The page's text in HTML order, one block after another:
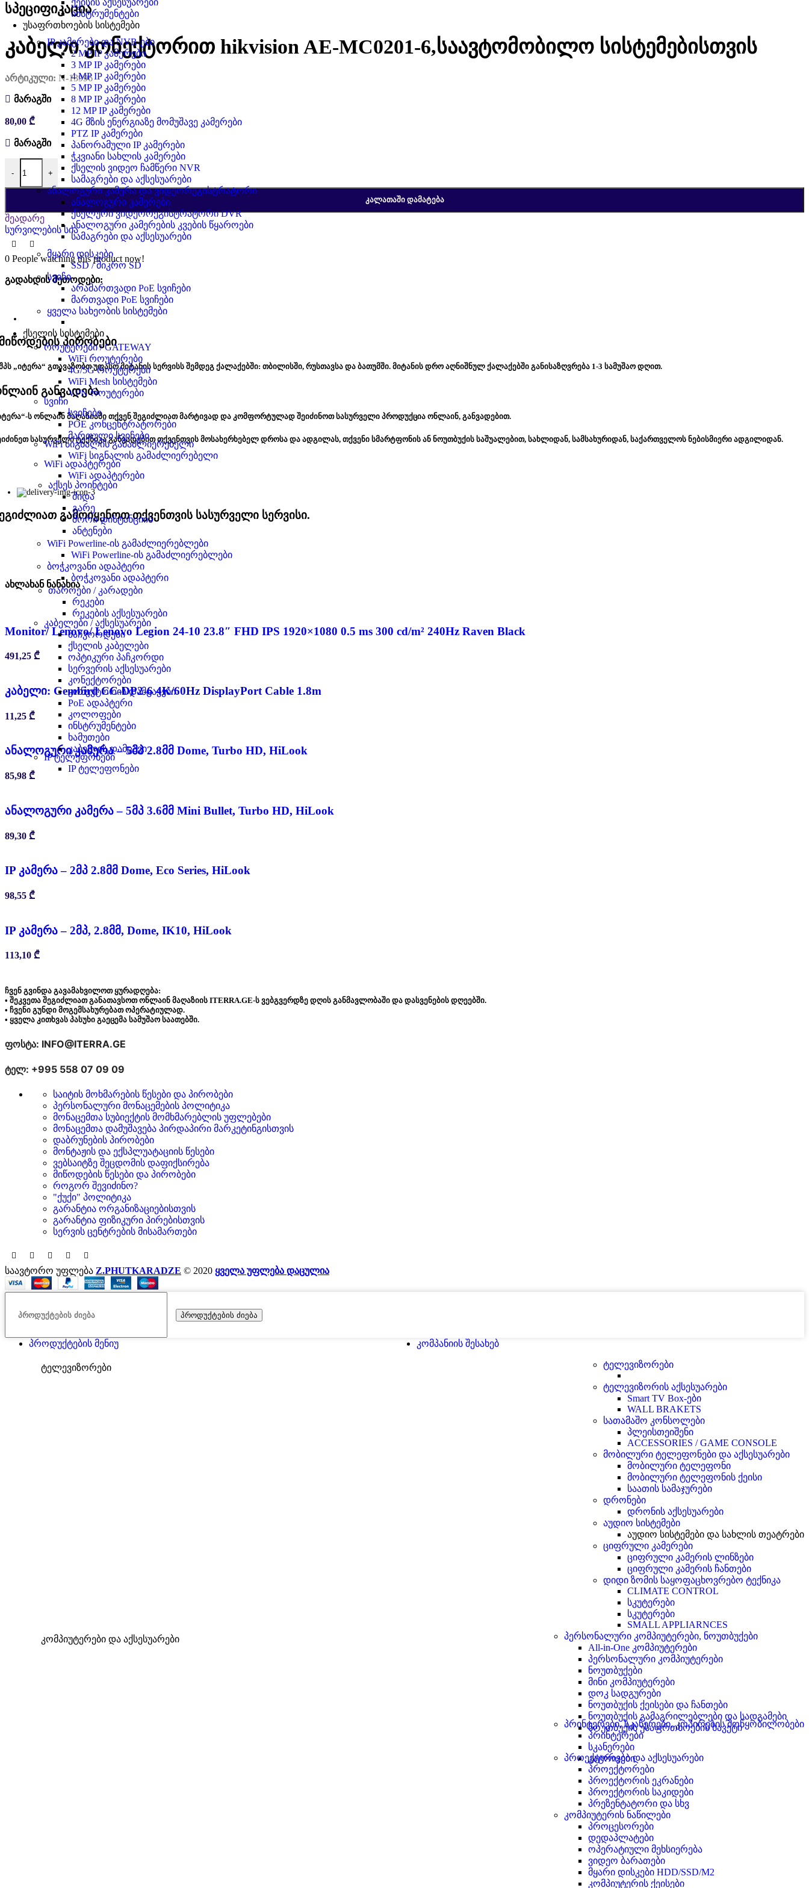
ინსტრუმენტები
უსაფრთხოების სისტემები
IP კამერები და NVR-ები
2 MP IP კამერები
3 MP IP კამერები
4 MP IP კამერები
5 MP IP კამერები
8 MP IP კამერები
12 MP IP კამერები
4G მზის ენერგიაზე მომუშავე კამერები
PTZ IP კამერები
პანორამული IP კამერები
ჭკვიანი სახლის კამერები
ქსელის ვიდეო ჩამწერი NVR
სამაგრები და აქსესუარები
ანალოგური კამერა და ვიდეორეგისტრატორი
ანალოგური კამერები
ქსელური ვიდეორეგისტრატორი DVR
ანალოგური კამერების კვების წყაროები
სამაგრები და აქსესუარები
მყარი დისკები
SSD / მიკრო SD
სვიჩი
არამართვადი PoE სვიჩები
მართვადი PoE სვიჩები
ყველა სახეობის სისტემები
ქსელის სისტემები
როუტერები / GATEWAY
WiFi როუტერები
4G/5G როუტერები
WiFi Mesh სისტემები
VPN როუტერები
სვიჩი
სვიჩები
POE კონცენტრატორები
მართული სვიჩები
WiFi სიგნალის გამაძლიერებელი
WiFi სიგნალის გამაძლიერებელი
WiFi ადაპტერები
WiFi ადაპტერები
აქსეს პოინტები
შიდა
გარე
შორი დისტანციის
ანტენები
WiFi Powerline-ის გამაძლიერებლები
WiFi Powerline-ის გამაძლიერებლები
ბოჭკოვანი ადაპტერი
ბოჭკოვანი ადაპტერი
თაროები / კარადები
რეკები
რეკების აქსესუარები
კაბელები / აქსესუარები
პაჩკორდები
ქსელის კაბელები
ოპტიკური პაჩკორდი
სერვერის აქსესუარები
კონექტორები
კონექტორის დამცავები
PoE ადაპტერი
კოლოფები
ინსტრუმენტები
ხამუთები
კაბელის დამცავი
IP ტელეფონები
IP ტელეფონები
სპეციფიკაცია
კაბელი კონექტორით hikvision AE-MC0201-6,საავტომობილო სისტემებისთვის
არტიკული: N-13996
მარაგში
80,00 ₾
მარაგში
-
რაოდენობა: კაბელი კონექტორით hikvision AE-MC0201-6,საავტომობილო სისტემებისთვის
+
ᲙᲐᲚᲐᲗᲐᲨᲘ ᲓᲐᲛᲐᲢᲔᲑᲐ
შეადარე
სურვილების სია
0 People watching this product now!
გადახდის მეთოდები:
პირობები
„იტერა“ გთავაზობთ უფასო მიტანის სერვისს შემდეგ ქალაქებში: თბილისში, რუსთავსა და ბათუმში. მიტანის დრო აღნიშნულ ქალაქებში განისაზღვრება 1-3 სამუშაო დღით.
განვადება
ს ონლაინ მაღაზიაში თქვენ შეგიძლიათ მარტივად და კომფორტულად შეიძინოთ სასურველი პროდუქცია ონლაინ, განვადებით.
სასურველი ტექნიკა განვადებით თქვენთვის მოსახერხებელ დროსა და ადგილას, თქვენი სმარტფონის ან ნოუთბუქის საშუალებით, სახლიდან, სამსახურიდან, საქართველოს ნებისმიერი ადგილიდან.
გამოიყენოთ თქვენთვის სასურველი სერვისი.
ახლახან ნანახია
Monitor/ Lenovo/ Lenovo Legion 24-10 23.8″ FHD IPS 1920×1080 0.5 ms 300 cd/m² 240Hz Raven Black
491,25 ₾
კაბელი: Gembird CC-DP2-6 4K/60Hz DisplayPort Cable 1.8m
11,25 ₾
ანალოგური კამერა – 5მპ 2.8მმ Dome, Turbo HD, HiLook
85,98 ₾
ანალოგური კამერა – 5მპ 3.6მმ Mini Bullet, Turbo HD, HiLook
89,30 ₾
IP კამერა – 2მპ 2.8მმ Dome, Eco Series, HiLook
98,55 ₾
IP კამერა – 2მპ, 2.8მმ, Dome, IK10, HiLook
113,10 ₾
ჩვენ გვინდა გავამახვილოთ ყურადღება:
• შეკვეთა შეგიძლიათ განათავსოთ ონლაინ მაღაზიის ITERRA.GE-ს ვებგვერდზე დღის განმავლობაში და დასვენების დღეებში.
• ჩვენი გუნდი მოგემსახურებათ ოპერატიულად.
• ყველა კითხვას პასუხი გაეცემა სამუშაო საათებში.
ფოსტა: INFO@ITERRA.GE
ტელ: +995 558 07 09 09
საიტის მოხმარების წესები და პირობები
პერსონალური მონაცემების პოლიტიკა
მონაცემთა სუბიექტის მომხმარებლის უფლებები
მონაცემთა დამუშავება პირდაპირი მარკეტინგისთვის
დაბრუნების პირობები
მონტაჟის და ექსპლუატაციის წესები
ვებსაიტზე შეცდომის დაფიქსირება
მიწოდების წესები და პირობები
როგორ შევიძინო?
"ქუქი" პოლიტიკა
გარანტია ორგანიზაციებისთვის
გარანტია ფიზიკური პირებისთვის
სერვის ცენტრების მისამართები
საავტორო უფლება Z.PHUTKARADZE © 2020 ყველა უფლება დაცულია
პროდუქტების ძიება
კომპანიის შესახებ
პროდუქტების მენიუ
ტელევიზორები ტელევიზორები
ტელევიზორის აქსესუარები
Smart TV Box-ები
WALL BRAKETS
სათამაშო კონსოლები
პლეისთეიშენი
ACCESSORIES / GAME CONSOLE
მობილური ტელეფონები და აქსესუარები
მობილური ტელეფონი
მობილური ტელეფონის ქეისი
საათის სამაჯურები
დრონები
დრონის აქსესუარები
აუდიო სისტემები
აუდიო სისტემები და სახლის თეატრები
ციფრული კამერები
ციფრული კამერის ლინზები
ციფრული კამერის ჩანთები
დიდი ზომის საყოფაცხოვრებო ტექნიკა
CLIMATE CONTROL
სკუტერები
სკუტერები
SMALL APPLIARNCES
კომპიუტერები და აქსესუარები
პერსონალური კომპიუტერები, ნოუთბუქები
All-in-One კომპიუტერები
პერსონალური კომპიუტერები
ნოუთბუქები
მინი კომპიუტერები
დოკ სადგურები
ნოუთბუქის ქეისები და ჩანთები
ნოუთბუქის გამაგრილებლები და სადგამები
ნოუთბუქის უსაფრთხოების საკეტი
პრინტერები, სკანერები, კოპირების მოწყობილობები
პრინტერები
სკანერები
კატრიჯები
პროექტორები და აქსესუარები
პროექტორები
პროექტორის ეკრანები
პროექტორის საკიდები
პრეზენტატორი და სხვ
კომპიუტერის ნაწილები
პროცესორები
დედაპლატები
ოპერატიული მეხსიერება
ვიდეო ბარათები
მყარი დისკები HDD/SSD/M2
კომპიუტერის ქეისები